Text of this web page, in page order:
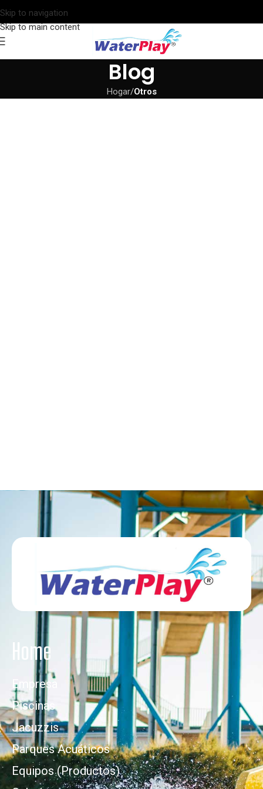
Skip to navigation
Skip to main content
Blog
Hogar/Otros
Home
Empresa
Piscinas
Jacuzzis
Parques Acuáticos
Equipos (Productos)